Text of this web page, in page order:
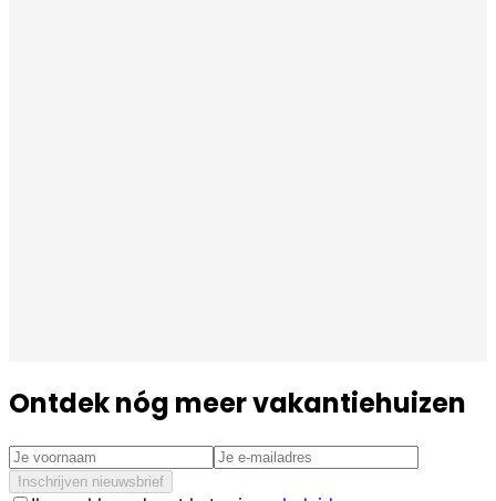
Ontdek nóg meer vakantiehuizen
Inschrijven nieuwsbrief